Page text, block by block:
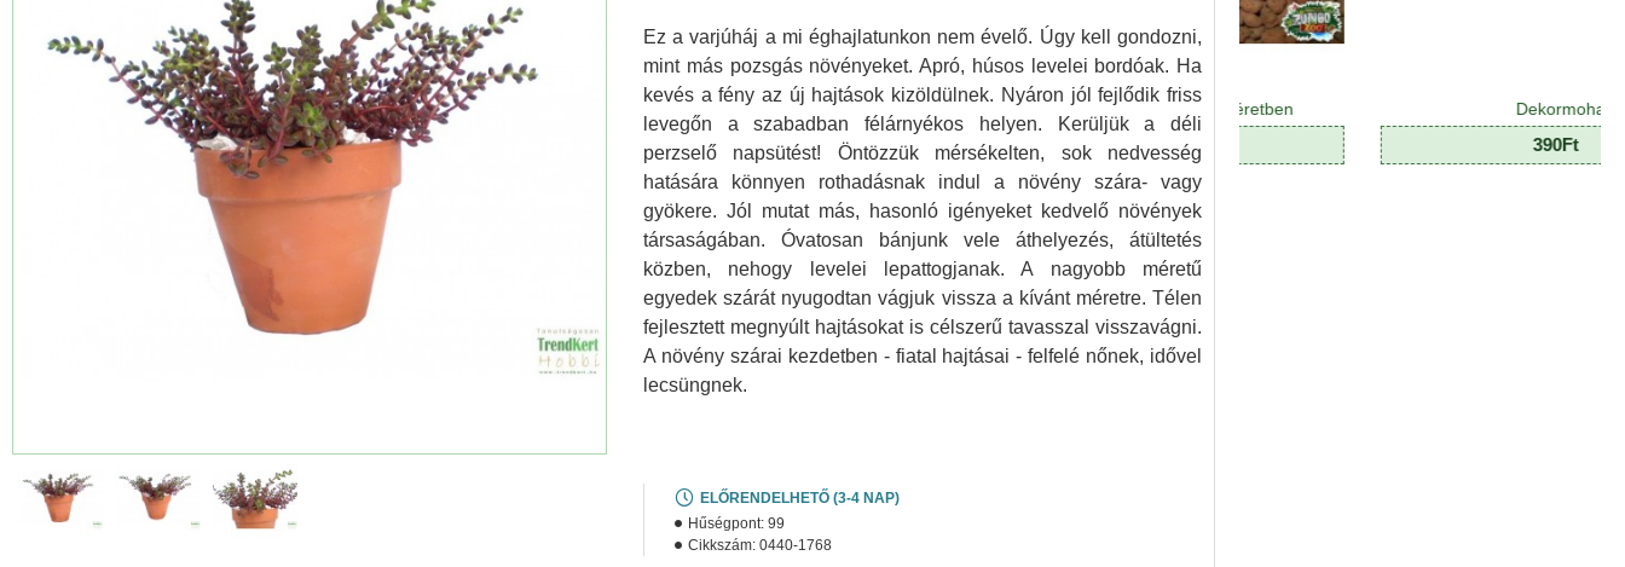
Ez a varjúháj a mi éghajlatunkon nem évelő. Úgy kell gondozni,
mint más pozsgás növényeket. Apró, húsos levelei bordóak. Ha
kevés a fény az új hajtások kizöldülnek. Nyáron jól fejlődik friss
levegőn a szabadban félárnyékos helyen. Kerüljük a déli
perzselő napsütést! Öntözzük mérsékelten, sok nedvesség
hatására könnyen rothadásnak indul a növény szára- vagy
gyökere. Jól mutat más, hasonló igényeket kedvelő növények
társaságában. Óvatosan bánjunk vele áthelyezés, átültetés
közben, nehogy levelei lepattogjanak. A nagyobb méretű
egyedek szárát nyugodtan vágjuk vissza a kívánt méretre. Télen
fejlesztett megnyúlt hajtásokat is célszerű tavasszal visszavágni.
A növény szárai kezdetben - fiatal hajtásai - felfelé nőnek, idővel
lecsüngnek.
ELŐRENDELHETŐ (3-4 NAP)
Hűségpont: 99
Cikkszám: 0440-1768
Agyag granulátum M méretben
480Ft
Dekormoha